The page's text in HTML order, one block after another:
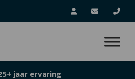
jaar ervaring